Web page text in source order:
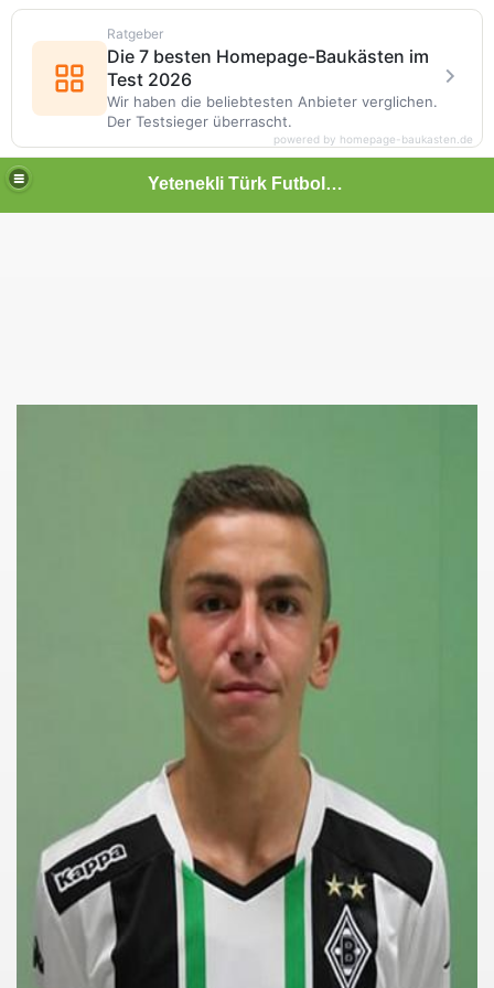
Yetenekli Türk Futbolcular
Ratgeber
Die 7 besten Homepage-Baukästen im
Test 2026
Wir haben die beliebtesten Anbieter verglichen.
Der Testsieger überrascht.
powered by homepage-baukasten.de